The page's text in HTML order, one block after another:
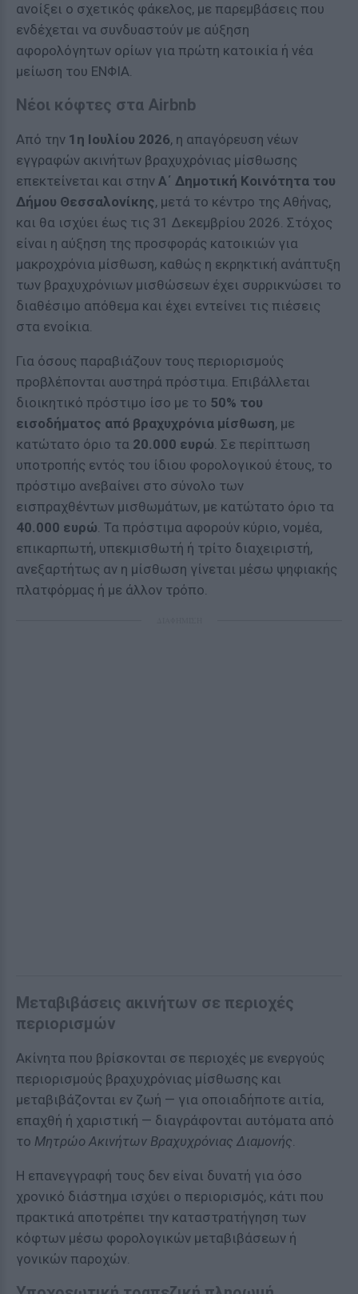
ανοίξει ο σχετικός φάκελος, με παρεμβάσεις που
ενδέχεται να συνδυαστούν με αύξηση
αφορολόγητων ορίων για πρώτη κατοικία ή νέα
μείωση του ΕΝΦΙΑ.
Νέοι κόφτες στα Airbnb
Από την 1η Ιουλίου 2026, η απαγόρευση νέων
εγγραφών ακινήτων βραχυχρόνιας μίσθωσης
επεκτείνεται και στην Α΄ Δημοτική Κοινότητα του
Δήμου Θεσσαλονίκης, μετά το κέντρο της Αθήνας,
και θα ισχύει έως τις 31 Δεκεμβρίου 2026. Στόχος
είναι η αύξηση της προσφοράς κατοικιών για
μακροχρόνια μίσθωση, καθώς η εκρηκτική ανάπτυξη
των βραχυχρόνιων μισθώσεων έχει συρρικνώσει το
διαθέσιμο απόθεμα και έχει εντείνει τις πιέσεις
στα ενοίκια.
Για όσους παραβιάζουν τους περιορισμούς
προβλέπονται αυστηρά πρόστιμα. Επιβάλλεται
διοικητικό πρόστιμο ίσο με το 50% του
εισοδήματος από βραχυχρόνια μίσθωση, με
κατώτατο όριο τα 20.000 ευρώ. Σε περίπτωση
υποτροπής εντός του ίδιου φορολογικού έτους, το
πρόστιμο ανεβαίνει στο σύνολο των
εισπραχθέντων μισθωμάτων, με κατώτατο όριο τα
40.000 ευρώ. Τα πρόστιμα αφορούν κύριο, νομέα,
επικαρπωτή, υπεκμισθωτή ή τρίτο διαχειριστή,
ανεξαρτήτως αν η μίσθωση γίνεται μέσω ψηφιακής
πλατφόρμας ή με άλλον τρόπο.
Μεταβιβάσεις ακινήτων σε περιοχές
περιορισμών
Ακίνητα που βρίσκονται σε περιοχές με ενεργούς
περιορισμούς βραχυχρόνιας μίσθωσης και
μεταβιβάζονται εν ζωή — για οποιαδήποτε αιτία,
επαχθή ή χαριστική — διαγράφονται αυτόματα από
το Μητρώο Ακινήτων Βραχυχρόνιας Διαμονής.
Η επανεγγραφή τους δεν είναι δυνατή για όσο
χρονικό διάστημα ισχύει ο περιορισμός, κάτι που
πρακτικά αποτρέπει την καταστρατήγηση των
κόφτων μέσω φορολογικών μεταβιβάσεων ή
γονικών παροχών.